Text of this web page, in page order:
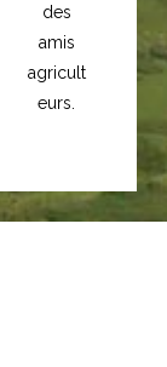
des
amis
agricult
eurs.